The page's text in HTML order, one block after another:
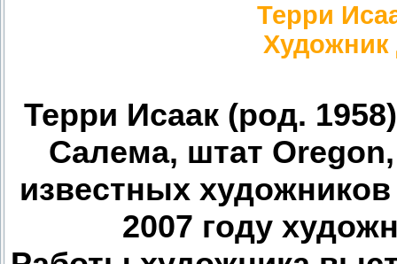
Терри
Терри Исаак (род.
Салема, штат
известных
2007 году